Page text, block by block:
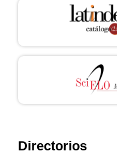
Directorios